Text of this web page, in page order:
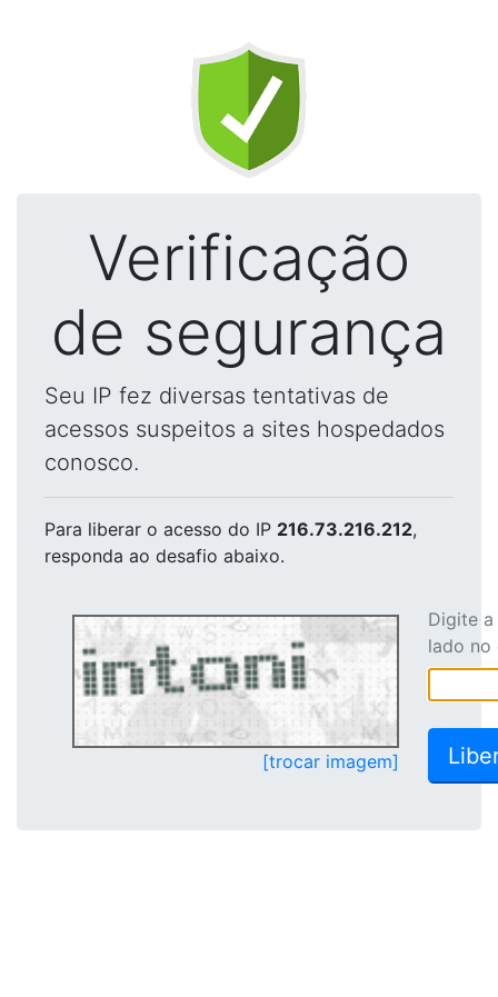
Verificação
de segurança
Seu IP fez diversas tentativas de
acessos suspeitos a sites hospedados
conosco.
Para liberar o acesso do IP 216.73.216.212,
responda ao desafio abaixo.
[trocar imagem]
Digite
lado no